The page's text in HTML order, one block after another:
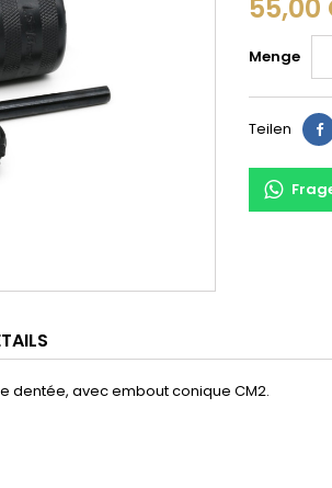
55,00
Menge
Teilen
dentée, avec embout conique CM2.